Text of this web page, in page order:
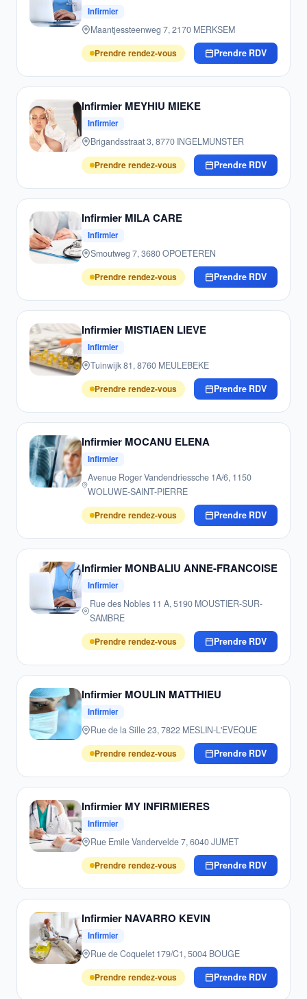
Infirmier
Maantjessteenweg 7, 2170 MERKSEM
Prendre rendez-vous
Prendre RDV
Infirmier MEYHIU MIEKE
Infirmier
Brigandsstraat 3, 8770 INGELMUNSTER
Prendre rendez-vous
Prendre RDV
Infirmier MILA CARE
Infirmier
Smoutweg 7, 3680 OPOETEREN
Prendre rendez-vous
Prendre RDV
Infirmier MISTIAEN LIEVE
Infirmier
Tuinwijk 81, 8760 MEULEBEKE
Prendre rendez-vous
Prendre RDV
Infirmier MOCANU ELENA
Infirmier
Avenue Roger Vandendriessche 1A/6, 1150
WOLUWE-SAINT-PIERRE
Prendre rendez-vous
Prendre RDV
Infirmier MONBALIU ANNE-FRANCOISE
Infirmier
Rue des Nobles 11 A, 5190 MOUSTIER-SUR-
SAMBRE
Prendre rendez-vous
Prendre RDV
Infirmier MOULIN MATTHIEU
Infirmier
Rue de la Sille 23, 7822 MESLIN-L'EVEQUE
Prendre rendez-vous
Prendre RDV
Infirmier MY INFIRMIERES
Infirmier
Rue Emile Vandervelde 7, 6040 JUMET
Prendre rendez-vous
Prendre RDV
Infirmier NAVARRO KEVIN
Infirmier
Rue de Coquelet 179/C1, 5004 BOUGE
Prendre rendez-vous
Prendre RDV